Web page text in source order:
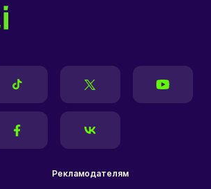
Рекламодателям